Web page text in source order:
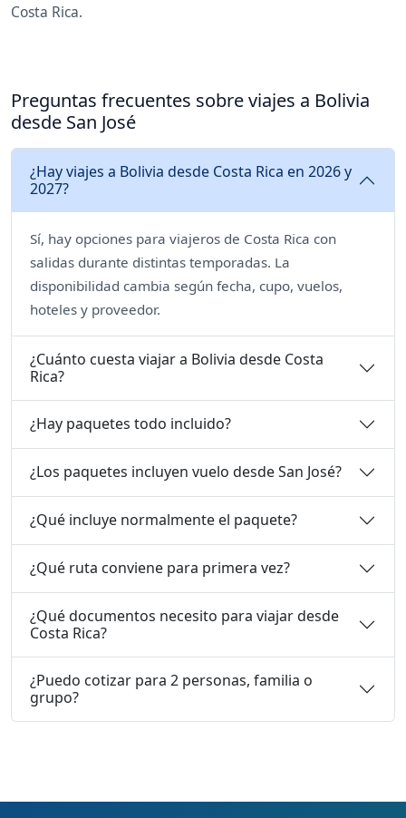
Costa Rica.
Preguntas frecuentes sobre viajes a Bolivia
desde San José
¿Hay viajes a Bolivia desde Costa Rica en 2026 y
2027?
Sí, hay opciones para viajeros de Costa Rica con
salidas durante distintas temporadas. La
disponibilidad cambia según fecha, cupo, vuelos,
hoteles y proveedor.
¿Cuánto cuesta viajar a Bolivia desde Costa
Rica?
¿Hay paquetes todo incluido?
¿Los paquetes incluyen vuelo desde San José?
¿Qué incluye normalmente el paquete?
¿Qué ruta conviene para primera vez?
¿Qué documentos necesito para viajar desde
Costa Rica?
¿Puedo cotizar para 2 personas, familia o
grupo?